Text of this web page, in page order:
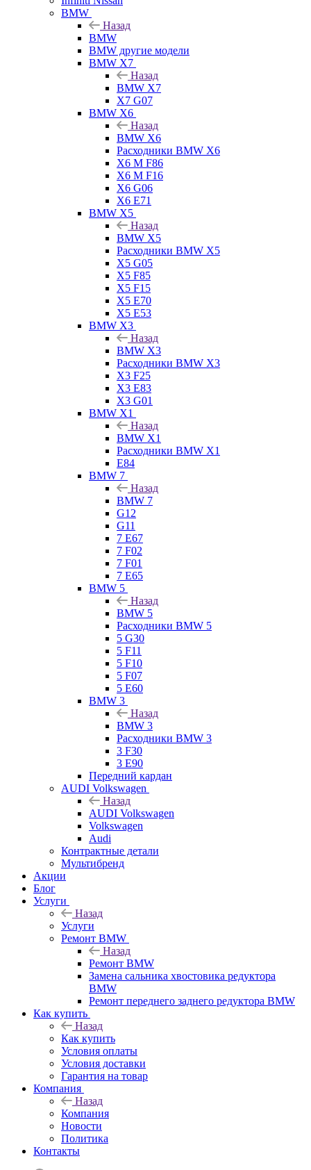
BMW
Назад
BMW
BMW другие модели
BMW X7
Назад
BMW X7
X7 G07
BMW X6
Назад
BMW X6
Расходники BMW X6
X6 M F86
X6 M F16
X6 G06
X6 E71
BMW X5
Назад
BMW X5
Расходники BMW X5
X5 G05
X5 F85
X5 F15
X5 E70
X5 E53
BMW X3
Назад
BMW X3
Расходники BMW X3
X3 F25
X3 E83
X3 G01
BMW X1
Назад
BMW X1
Расходники BMW X1
E84
BMW 7
Назад
BMW 7
G12
G11
7 Е67
7 F02
7 F01
7 E65
BMW 5
Назад
BMW 5
Расходники BMW 5
5 G30
5 F11
5 F10
5 F07
5 E60
BMW 3
Назад
BMW 3
Расходники BMW 3
3 F30
3 E90
Передний кардан
AUDI Volkswagen
Назад
AUDI Volkswagen
Volkswagen
Audi
Контрактные детали
Мультибренд
Акции
Блог
Услуги
Назад
Услуги
Ремонт BMW
Назад
Ремонт BMW
Замена сальника хвостовика редуктора
BMW
Ремонт переднего заднего редуктора BMW
Как купить
Назад
Как купить
Условия оплаты
Условия доставки
Гарантия на товар
Компания
Назад
Компания
Новости
Политика
Контакты